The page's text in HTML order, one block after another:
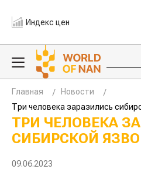
Индекс цен
Главная
Новости
Три человека заразились
ТРИ ЧЕЛОВЕКА
СИБИРСКОЙ
09.06.2023